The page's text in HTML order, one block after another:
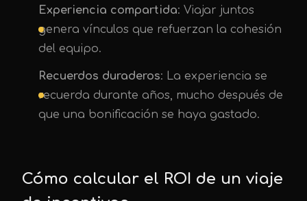
Experiencia compartida: Viajar juntos
genera vínculos que refuerzan la cohesión
del equipo.
Recuerdos duraderos: La experiencia se
recuerda durante años, mucho después de
que una bonificación se haya gastado.
Cómo calcular el ROI de un viaje